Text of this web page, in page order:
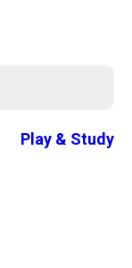
Play & Study